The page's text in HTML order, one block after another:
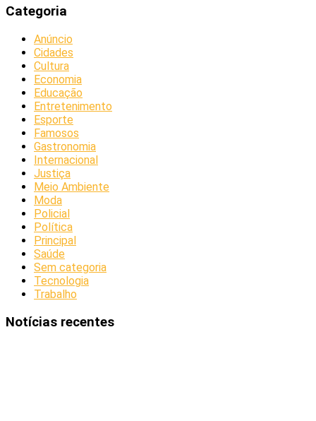
Categoria
Anúncio
Cidades
Cultura
Economia
Educação
Entretenimento
Esporte
Famosos
Gastronomia
Internacional
Justiça
Meio Ambiente
Moda
Policial
Política
Principal
Saúde
Sem categoria
Tecnologia
Trabalho
Notícias recentes